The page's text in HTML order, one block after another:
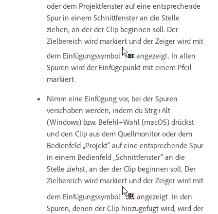
oder dem Projektfenster auf eine entsprechende
Spur in einem Schnittfenster an die Stelle
ziehen, an der der Clip beginnen soll. Der
Zielbereich wird markiert und der Zeiger wird mit
dem Einfügungssymbol
angezeigt. In allen
Spuren wird der Einfügepunkt mit einem Pfeil
markiert.
Nimm eine Einfügung vor, bei der Spuren
verschoben werden, indem du Strg+Alt
(Windows) bzw. Befehl+Wahl (macOS) drückst
und den Clip aus dem Quellmonitor oder dem
Bedienfeld „Projekt“ auf eine entsprechende Spur
in einem Bedienfeld „Schnittfenster“ an die
Stelle ziehst, an der der Clip beginnen soll. Der
Zielbereich wird markiert und der Zeiger wird mit
dem Einfügungssymbol
angezeigt. In den
Spuren, denen der Clip hinzugefügt wird, wird der